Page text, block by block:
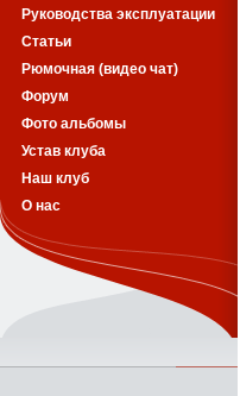
Руководства эксплуатации
Статьи
Рюмочная (видео чат)
Форум
Фото альбомы
Устав клуба
Наш клуб
О нас